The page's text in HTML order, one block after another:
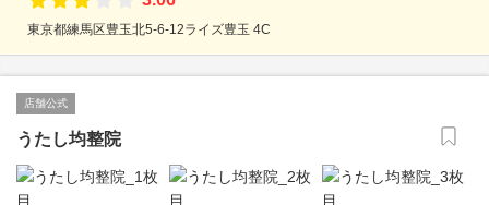
東京都練馬区豊玉北5-6-12ライズ豊玉 4C
店舗公式
うたし均整院